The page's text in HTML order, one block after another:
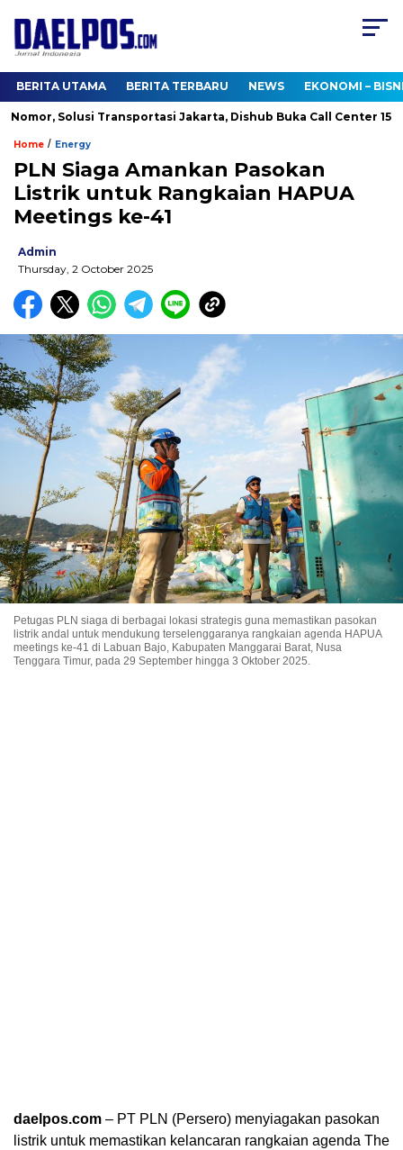
BERITA UTAMA BERITA TERBARU NEWS EKONOMI –
Solusi Transportasi Jakarta, Dishub Buka Call Center
Home / Energy
PLN Siaga Amankan Pasokan
Listrik untuk Rangkaian HAPUA
Meetings ke-41
Admin
Thursday, 2 October 2025
Petugas PLN siaga di berbagai lokasi strategis guna memastikan pasokan
listrik andal untuk mendukung terselenggaranya rangkaian agenda HAPUA
meetings ke-41 di Labuan Bajo, Kabupaten Manggarai Barat, Nusa
Tenggara Timur, pada 29 September hingga 3 Oktober 2025.
daelpos.com – PT PLN (Persero) menyiagakan pasokan
listrik untuk memastikan kelancaran rangkaian agenda The